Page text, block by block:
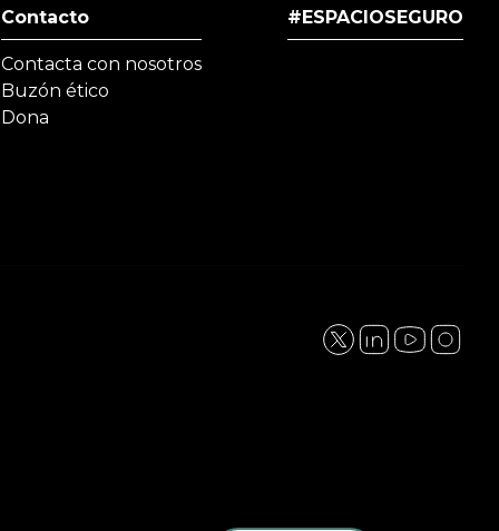
Contacto
Contacta con nosotros
Buzón ético
Dona
#ESPACIOSEGURO